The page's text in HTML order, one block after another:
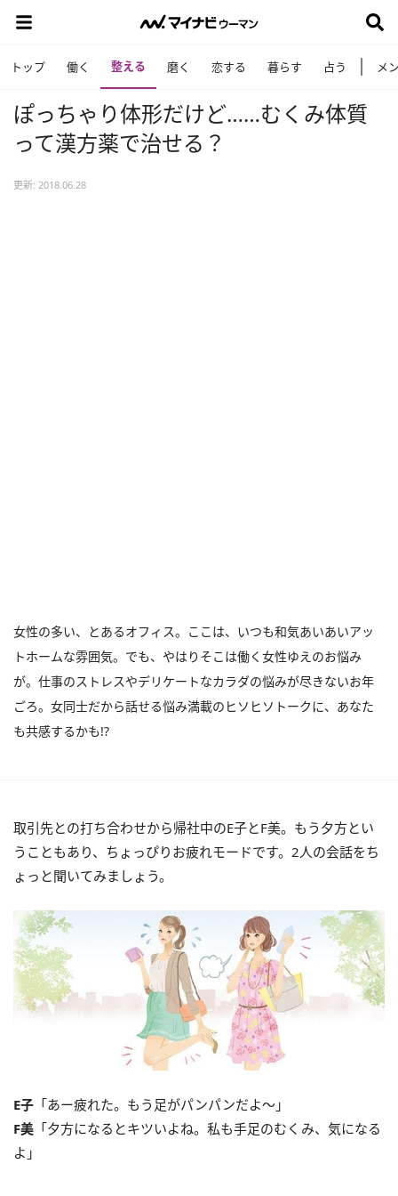
トップ 働く 整える 磨く 恋する 暮らす 占う メ
ぽっちゃり体形だけど……むくみ体質
って漢方薬で治せる？
更新: 2018.06.28
女性の多い、とあるオフィス。ここは、いつも和気あいあいアッ
トホームな雰囲気。でも、やはりそこは働く女性ゆえのお悩み
が。仕事のストレスやデリケートなカラダの悩みが尽きないお年
ごろ。女同士だから話せる悩み満載のヒソヒソトークに、あなた
も共感するかも!?
取引先との打ち合わせから帰社中のE子とF美。もう夕方とい
うこともあり、ちょっぴりお疲れモードです。2人の会話をち
ょっと聞いてみましょう。
E子 「あー疲れた。もう足がパンパンだよ～」
F美 「夕方になるとキツいよね。私も手足のむくみ、気になる
よ」